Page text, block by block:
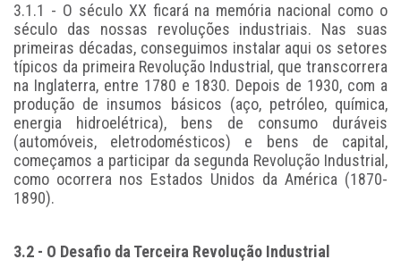
3.1.1 - O século XX ficará na memória nacional como o
século das nossas revoluções industriais. Nas suas
primeiras décadas, conseguimos instalar aqui os setores
típicos da primeira Revolução Industrial, que transcorrera
na Inglaterra, entre 1780 e 1830. Depois de 1930, com a
produção de insumos básicos (aço, petróleo, química,
energia hidroelétrica), bens de consumo duráveis
(automóveis, eletrodomésticos) e bens de capital,
começamos a participar da segunda Revolução Industrial,
como ocorrera nos Estados Unidos da América (1870-
1890).
3.2 - O Desafio da Terceira Revolução Industrial